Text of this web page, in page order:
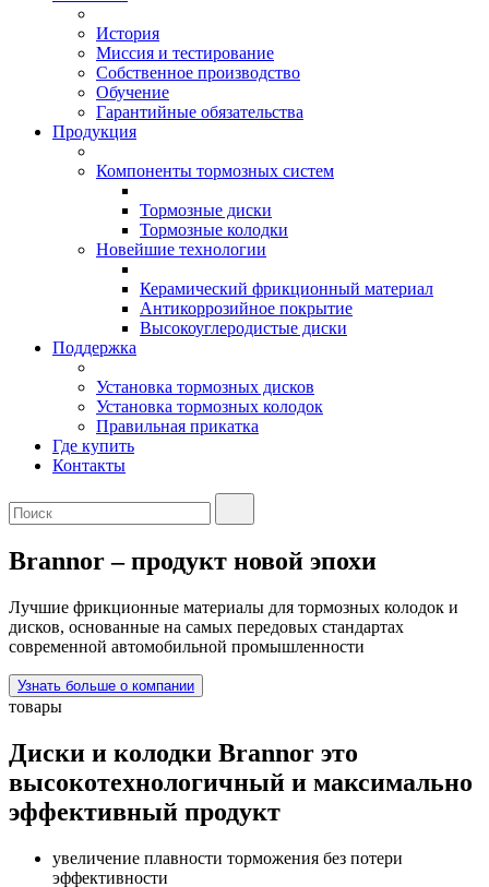
История
Миссия и тестирование
Собственное производство
Обучение
Гарантийные обязательства
Продукция
Компоненты тормозных систем
Тормозные диски
Тормозные колодки
Новейшие технологии
Керамический фрикционный материал
Антикоррозийное покрытие
Высокоуглеродистые диски
Поддержка
Установка тормозных дисков
Установка тормозных колодок
Правильная прикатка
Где купить
Контакты
Brannor– продукт новой эпохи
Лучшие фрикционные материалы для тормозных колодок и
дисков, основанные на самых передовых стандартах
современной автомобильной промышленности
Узнать больше о компании
товары
Диски и колодки Brannor это
высокотехнологичный и максимально
эффективный продукт
увеличение плавности торможения без потери
эффективности